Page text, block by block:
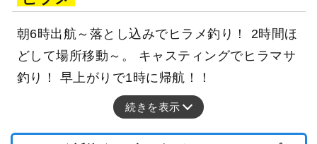
朝6時出航～落とし込みでヒラメ釣り！ 2時間ほ
どして場所移動～。 キャスティングでヒラマサ
釣り！ 早上がりで1時に帰航！！
続きを表示